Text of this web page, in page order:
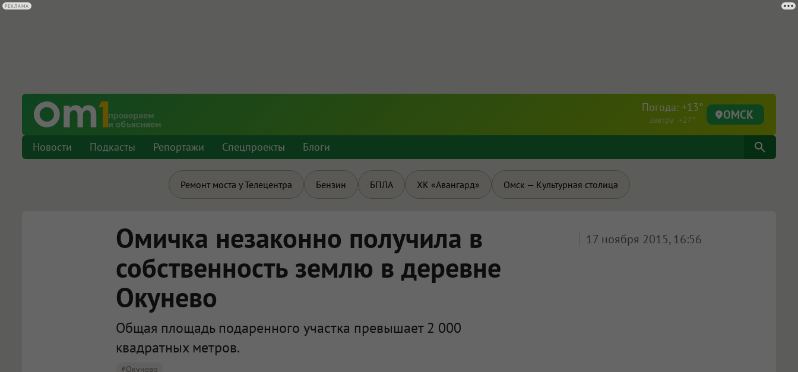
Погода: +13°
завтра +27° ОМСК
Новости Подкасты Репортажи Спецпроекты Блоги
Ремонт моста у Телецентра Бензин БПЛА ХК «Авангард» Омск — Культурная столица
Омичка незаконно получила в
собственность землю в деревне
Окунево
Общая площадь подаренного участка превышает 2 000
квадратных метров.
#Окунево
17 ноября 2015, 16:56
РЕКЛАМА